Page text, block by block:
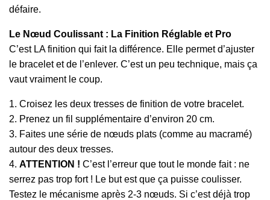
défaire.
Le Nœud Coulissant : La Finition Réglable et Pro
C’est LA finition qui fait la différence. Elle permet d’ajuster
le bracelet et de l’enlever. C’est un peu technique, mais ça
vaut vraiment le coup.
1. Croisez les deux tresses de finition de votre bracelet.
2. Prenez un fil supplémentaire d’environ 20 cm.
3. Faites une série de nœuds plats (comme au macramé)
autour des deux tresses.
4. ATTENTION ! C’est l’erreur que tout le monde fait : ne
serrez pas trop fort ! Le but est que ça puisse coulisser.
Testez le mécanisme après 2-3 nœuds. Si c’est déjà trop